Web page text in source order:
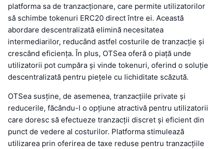
platforma sa de tranzacționare, care permite utilizatorilor
să schimbe tokenuri ERC20 direct între ei. Această
abordare descentralizată elimină necesitatea
intermediarilor, reducând astfel costurile de tranzacție și
crescând eficiența. În plus, OTSea oferă o piață unde
utilizatorii pot cumpăra și vinde tokenuri, oferind o soluție
descentralizată pentru piețele cu lichiditate scăzută.
OTSea susține, de asemenea, tranzacțiile private și
reducerile, făcându-l o opțiune atractivă pentru utilizatorii
care doresc să efectueze tranzacții discret și eficient din
punct de vedere al costurilor. Platforma stimulează
utilizarea prin oferirea de taxe reduse pentru tranzacțiile